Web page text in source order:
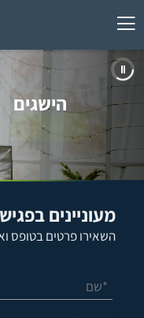
הישגים
פתרונות ביטוח ופיננסים
מעוניינים
השאירו פרטים בטופס